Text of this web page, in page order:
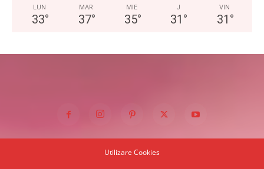
LUN
33°
MAR
37°
MIE
35°
J
31 °
VIN
31 °
Utilizare Cookies